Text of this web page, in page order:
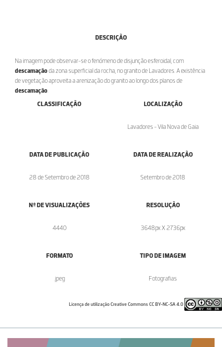
DESCRIÇÃO
Na imagem pode observar-se o fenómeno de disjunção esferoidal, com
descamaçãoda zona superficial da rocha, no granito de Lavadores. A existência
de vegetação aproveita a arenização do granito ao longo dos planos de
descamação
CLASSIFICAÇÃO
LOCALIZAÇÃO
Lavadores - Vila Nova de Gaia
DATA DE PUBLICAÇÃO
28 de Setembro de 2018
DATA DE REALIZAÇÃO
Setembro de 2018
Nº DE VISUALIZAÇÕES
4440
RESOLUÇÃO
3648px X 2736px
FORMATO
.jpeg
TIPO DE IMAGEM
Fotografias
Licença de utilização Creative Commons CC BY-NC-SA 4.0